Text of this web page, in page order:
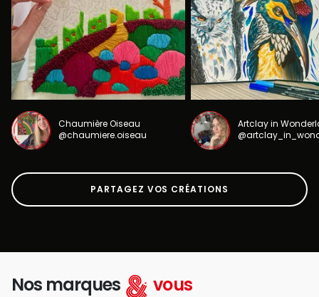
Chaumière Oiseau
@chaumiere.oiseau
Artclay in
PARTAGEZ VOS CRÉATIONS
Nos marques vous